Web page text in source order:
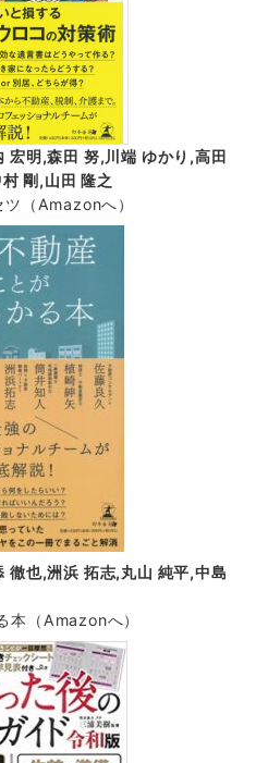
明,森田 努,川端 ゆかり,高田
剛,山田 隆之
ツ
（Amazonへ）
也,洲浜 拓志,丸山 純平,中島
本（Amazonへ）